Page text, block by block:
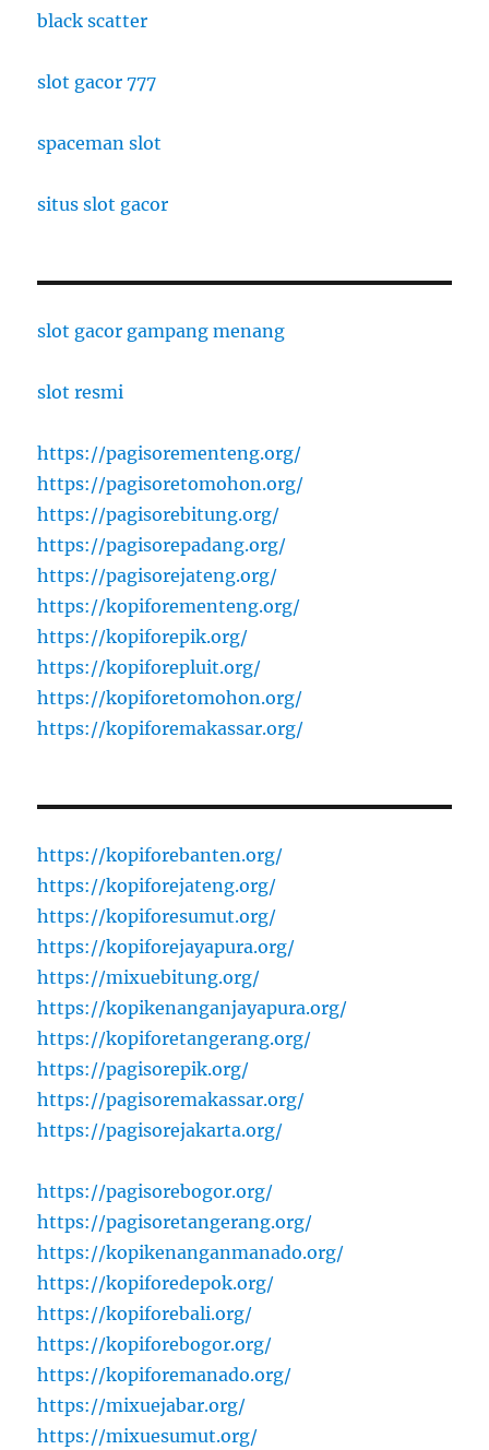
black scatter
slot gacor 777
spaceman slot
situs slot gacor
slot gacor gampang menang
slot resmi
https://pagisorementeng.org/
https://pagisoretomohon.org/
https://pagisorebitung.org/
https://pagisorepadang.org/
https://pagisorejateng.org/
https://kopiforementeng.org/
https://kopiforepik.org/
https://kopiforepluit.org/
https://kopiforetomohon.org/
https://kopiforemakassar.org/
https://kopiforebanten.org/
https://kopiforejateng.org/
https://kopiforesumut.org/
https://kopiforejayapura.org/
https://mixuebitung.org/
https://kopikenanganjayapura.org/
https://kopiforetangerang.org/
https://pagisorepik.org/
https://pagisoremakassar.org/
https://pagisorejakarta.org/
https://pagisorebogor.org/
https://pagisoretangerang.org/
https://kopikenanganmanado.org/
https://kopiforedepok.org/
https://kopiforebali.org/
https://kopiforebogor.org/
https://kopiforemanado.org/
https://mixuejabar.org/
https://mixuesumut.org/